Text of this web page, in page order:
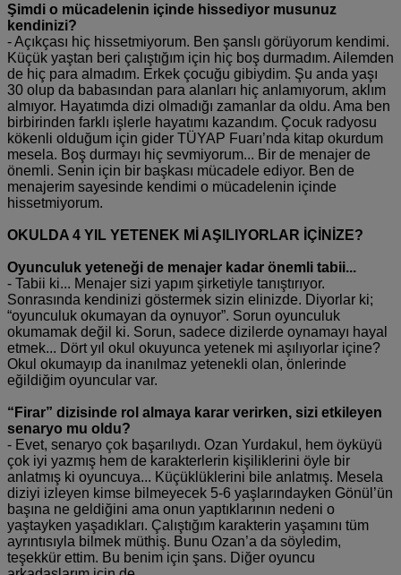
Şimdi o mücadelenin içinde hissediyor musunuz
kendinizi?
- Açıkçası hiç hissetmiyorum. Ben şanslı görüyorum kendimi.
Küçük yaştan beri çalıştığım için hiç boş durmadım. Ailemden
de hiç para almadım. Erkek çocuğu gibiydim. Şu anda yaşı
30 olup da babasından para alanları hiç anlamıyorum, aklım
almıyor. Hayatımda dizi olmadığı zamanlar da oldu. Ama ben
birbirinden farklı işlerle hayatımı kazandım. Çocuk radyosu
kökenli olduğum için gider TÜYAP Fuarı’nda kitap okurdum
mesela. Boş durmayı hiç sevmiyorum... Bir de menajer de
önemli. Senin için bir başkası mücadele ediyor. Ben de
menajerim sayesinde kendimi o mücadelenin içinde
hissetmiyorum.
OKULDA 4 YIL YETENEK Mİ AŞILIYORLAR İÇİNİZE?
Oyunculuk yeteneği de menajer kadar önemli tabii...
- Tabii ki... Menajer sizi yapım şirketiyle tanıştırıyor.
Sonrasında kendinizi göstermek sizin elinizde. Diyorlar ki;
“oyunculuk okumayan da oynuyor”. Sorun oyunculuk
okumamak değil ki. Sorun, sadece dizilerde oynamayı hayal
etmek... Dört yıl okul okuyunca yetenek mi aşılıyorlar içine?
Okul okumayıp da inanılmaz yetenekli olan, önlerinde
eğildiğim oyuncular var.
“Firar” dizisinde rol almaya karar verirken, sizi etkileyen
senaryo mu oldu?
- Evet, senaryo çok başarılıydı. Ozan Yurdakul, hem öyküyü
çok iyi yazmış hem de karakterlerin kişiliklerini öyle bir
anlatmış ki oyuncuya... Küçüklüklerini bile anlatmış. Mesela
diziyi izleyen kimse bilmeyecek 5-6 yaşlarındayken Gönül’ün
başına ne geldiğini ama onun yaptıklarının nedeni o
yaştayken yaşadıkları. Çalıştığım karakterin yaşamını tüm
ayrıntısıyla bilmek müthiş. Bunu Ozan’a da söyledim,
teşekkür ettim. Bu benim için şans. Diğer oyuncu